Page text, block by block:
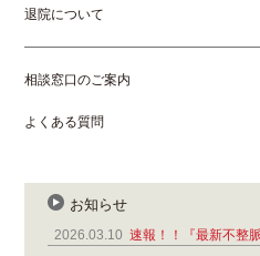
退院について
相談窓口のご案内
よくある質問
お知らせ
2026.03.10 速報！！『最新不整